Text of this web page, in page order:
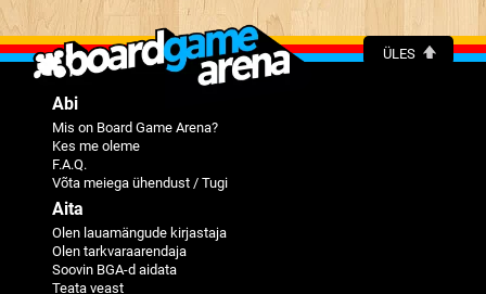
ÜLES
Abi
Mis on Board Game Arena?
Kes me oleme
F.A.Q.
Võta meiega ühendust / Tugi
Aita
Olen lauamängude kirjastaja
Olen tarkvaraarendaja
Soovin BGA-d aidata
Teata veast